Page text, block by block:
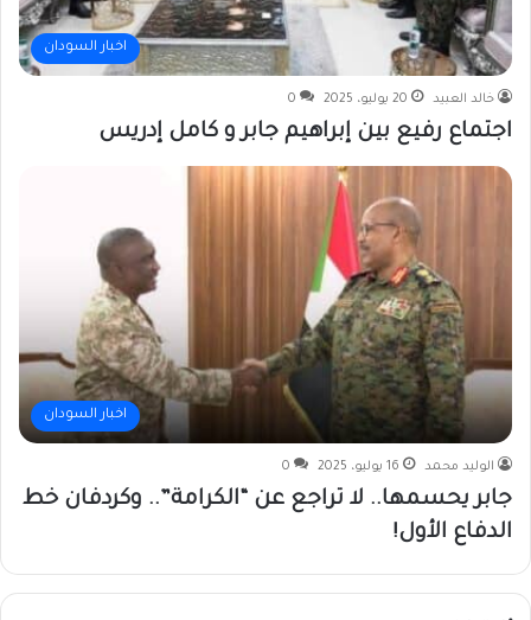
اخبار السودان
خالد العبيد 20 يوليو، 2025 0
اجتماع رفيع بين إبراهيم جابر و كامل إدريس
اخبار السودان
الوليد محمد 16 يوليو، 2025 0
جابر يحسمها.. لا تراجع عن “الكرامة”.. وكردفان خط
الدفاع الأول!